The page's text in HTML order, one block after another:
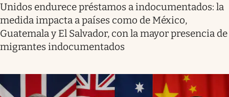
Unidos endurece préstamos a indocumentados: la
medida impacta a países como de México,
Guatemala y El Salvador, con la mayor presencia de
migrantes indocumentados